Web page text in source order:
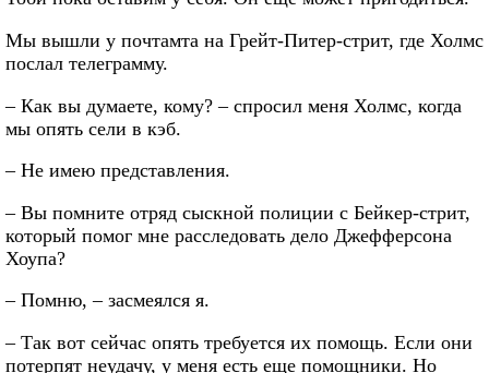
Мы вышли у почтамта на Грейт-Питер-стрит, где Холмс
послал телеграмму.
– Как вы думаете, кому? – спросил меня Холмс, когда
мы опять сели в кэб.
– Не имею представления.
– Вы помните отряд сыскной полиции с Бейкер-стрит,
который помог мне расследовать дело Джефферсона
Хоупа?
– Помню, – засмеялся я.
– Так вот сейчас опять требуется их помощь. Если они
потерпят неудачу, у меня есть еще помощники. Но